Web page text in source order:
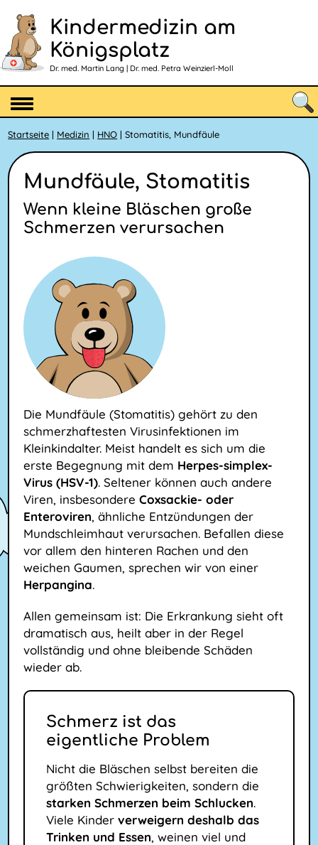
Kindermedizin am
Königsplatz
Dr. med. Martin Lang | Dr. med. Petra Weinzierl-Moll
Startseite | Medizin | HNO | Stomatitis, Mundfäule
Mundfäule, Stomatitis
Wenn kleine Bläschen große
Schmerzen verursachen
Die Mundfäule (Stomatitis) gehört zu den
schmerzhaftesten Virusinfektionen im
Kleinkindalter. Meist handelt es sich um die
erste Begegnung mit dem Herpes-simplex-
Virus (HSV-1). Seltener können auch andere
Viren, insbesondereCoxsackie- oder
Enteroviren, ähnliche Entzündungen der
Mundschleimhaut verursachen. Befallen diese
vor allem den hinteren Rachen und den
weichen Gaumen, sprechen wir von einer
Herpangina.
Allen gemeinsam ist: Die Erkrankung sieht oft
dramatisch aus, heilt aber in der Regel
vollständig und ohne bleibende Schäden
wieder ab.
Schmerz ist das
eigentliche Problem
Nicht die Bläschen selbst bereiten die
größten Schwierigkeiten, sondern die
starken Schmerzen beim Schlucken.
Viele Kinderverweigern deshalb das
Trinken und Essen, weinen viel und